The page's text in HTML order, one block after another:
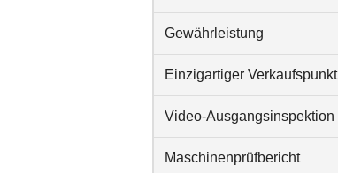
Gewährleistung
Einzigartiger Verkaufspunkt
Video-Ausgangsinspektion
Maschinenprüfbericht